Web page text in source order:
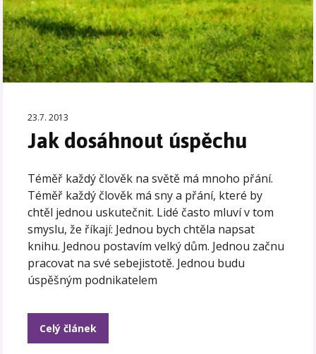
23.7. 2013
Jak dosáhnout úspěchu
Téměř každý člověk na světě má mnoho přání.
Téměř každý člověk má sny a přání, které by
chtěl jednou uskutečnit. Lidé často mluví v tom
smyslu, že říkají: Jednou bych chtěla napsat
knihu. Jednou postavím velký dům. Jednou začnu
pracovat na své sebejistotě. Jednou budu
úspěšným podnikatelem
Celý článek